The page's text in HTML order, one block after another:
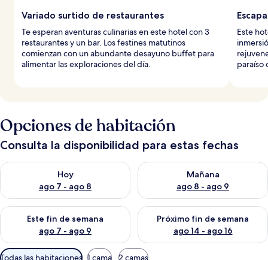
Variado surtido de restaurantes
Te esperan aventuras culinarias en este hotel con 3
restaurantes y un bar. Los festines matutinos
comienzan con un abundante desayuno buffet para
alimentar las exploraciones del día.
Este
paraíso
Opciones de habitación
Consulta la disponibilidad para estas fechas
Hoy
ago 7 - ago 8
Consulta la disponibilidad para hoy ago 7 - ago 8
Mañana
ago 8 - ago 9
Consulta la disponibilidad
Este fin de semana
ago 7 - ago 9
Consulta la disponibilidad para este fin de semana ago 7 -
Próximo fin de semana
ago 14 - ago 16
Consulta la disponibilidad
Filtros
Todas las habitaciones 1 cama 2 camas